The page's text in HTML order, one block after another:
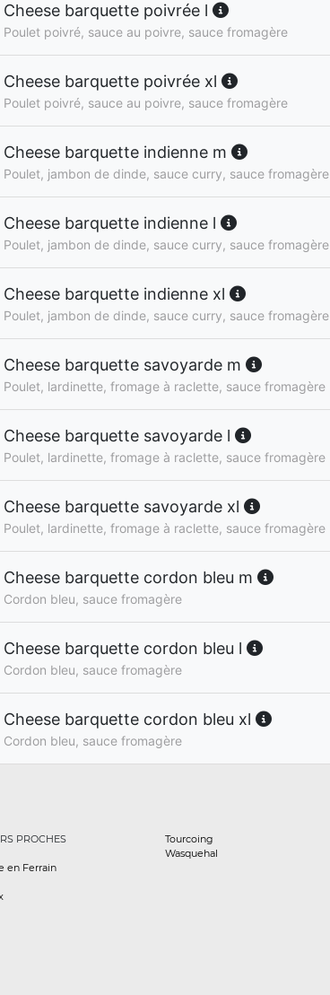
Cheese barquette poivrée l
Poulet poivré, sauce au poivre, sauce fromagère
Cheese barquette poivrée xl
Poulet poivré, sauce au poivre, sauce fromagère
Cheese barquette indienne m
Poulet, jambon de dinde, sauce curry, sauce fromagère
Cheese barquette indienne l
Poulet, jambon de dinde, sauce curry, sauce fromagère
Cheese barquette indienne xl
Poulet, jambon de dinde, sauce curry, sauce fromagère
Cheese barquette savoyarde m
Poulet, lardinette, fromage à raclette, sauce fromagère
Cheese barquette savoyarde l
Poulet, lardinette, fromage à raclette, sauce fromagère
Cheese barquette savoyarde xl
Poulet, lardinette, fromage à raclette, sauce fromagère
Cheese barquette cordon bleu m
Cordon bleu, sauce fromagère
Cheese barquette cordon bleu l
Cordon bleu, sauce fromagère
Cheese barquette cordon bleu xl
Cordon bleu, sauce fromagère
PROCHES
en Ferrain
Tourcoing
Wasquehal